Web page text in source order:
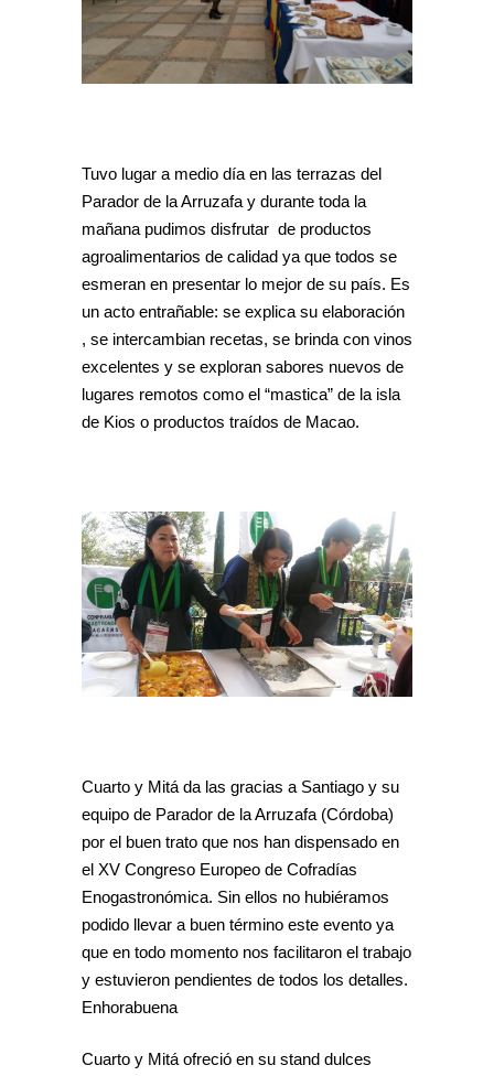
Tuvo lugar a medio día en las terrazas del
Parador de la Arruzafa y durante toda la
mañana pudimos disfrutar de productos
agroalimentarios de calidad ya que todos se
esmeran en presentar lo mejor de su país. Es
un acto entrañable: se explica su elaboración
, se intercambian recetas, se brinda con vinos
excelentes y se exploran sabores nuevos de
lugares remotos como el “mastica” de la isla
de Kios o productos traídos de Macao.
Cuarto y Mitá da las gracias a Santiago y su
equipo de Parador de la Arruzafa (Córdoba)
por el buen trato que nos han dispensado en
el XV Congreso Europeo de Cofradías
Enogastronómica. Sin ellos no hubiéramos
podido llevar a buen término este evento ya
que en todo momento nos facilitaron el trabajo
y estuvieron pendientes de todos los detalles.
Enhorabuena
Cuarto y Mitá ofreció en su stand dulces